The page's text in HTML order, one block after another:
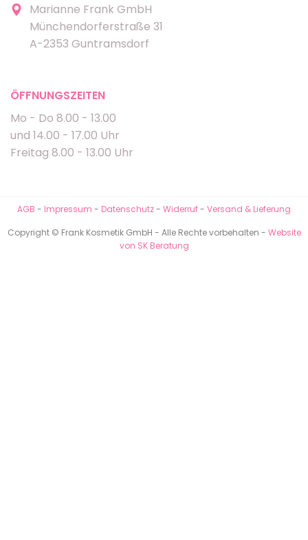
Marianne Frank GmbH
Münchendorferstraße 31
A-2353 Guntramsdorf
ÖFFNUNGSZEITEN
Mo - Do 8.00 - 13.00
und 14.00 - 17.00 Uhr
Freitag 8.00 - 13.00 Uhr
AGB - Impressum - Datenschutz- Widerruf- Versand & Lieferung
Copyright © Frank Kosmetik GmbH - Alle Rechte vorbehalten - Website
von SK Beratung